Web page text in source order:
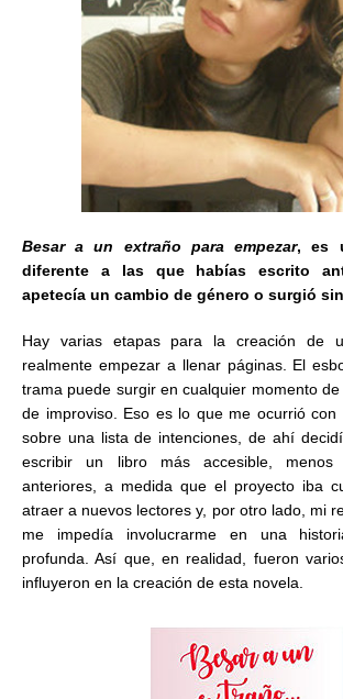
Besar a un extraño para empezar, es
diferente a las que habías escrito
apetecía un cambio de género o surgió
Hay varias etapas para la creación de
realmente empezar a llenar páginas. El
trama puede surgir en cualquier momento
de improviso. Eso es lo que me ocurrió con
sobre una lista de intenciones, de ahí
escribir un libro más accesible,
anteriores, a medida que el proyecto iba
atraer a nuevos lectores y, por otro lado, mi
me impedía involucrarme en una
profunda. Así que, en realidad, fueron
influyeron en la creación de esta novela.